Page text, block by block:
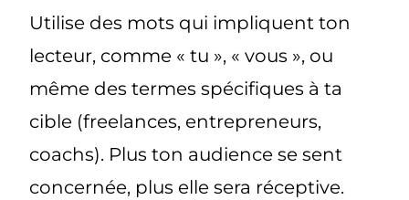
Utilise des mots qui impliquent ton
lecteur, comme « tu », « vous », ou
même des termes spécifiques à ta
cible (freelances, entrepreneurs,
coachs). Plus ton audience se sent
concernée, plus elle sera réceptive.